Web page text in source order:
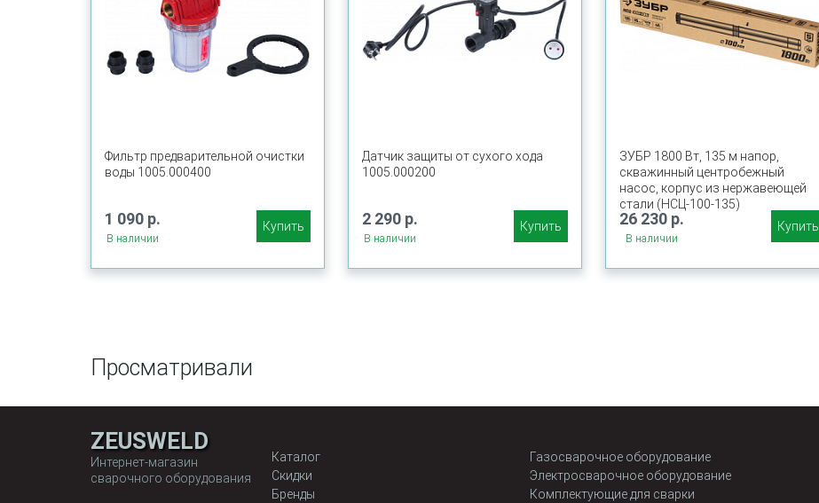
Фильтр предварительной очистки
воды 1005.000400
1 090 р.
В наличии
Купить
Датчик защиты от сухого хода
1005.000200
2 290 р.
В наличии
Купить
ЗУБР 1800 Вт, 135 м напор,
скважинный центробежный
насос, корпус из нержавеющей
стали (НСЦ-100-135)
26 230 р.
В наличии
Купить
Просматривали
ZEUSWELD
Интернет-магазин
сварочного оборудования
Каталог
Скидки
Бренды
Газосварочное оборудование
Электросварочное оборудование
Комплектующие для сварки